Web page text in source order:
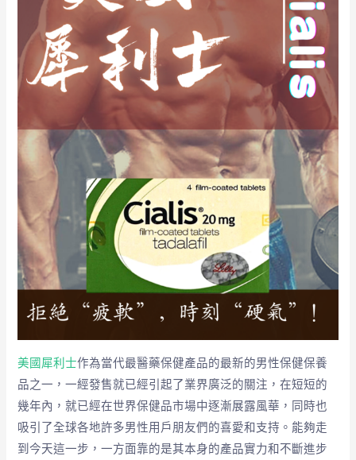
美國犀利士作為當代最醫藥保健產品的最新的男性保健保養
品之一，一經發售就已經引起了業界廣泛的關注，在短短的
幾年內，就已經在世界保健品市場中逐漸展露風華，同時也
吸引了全球各地許多男性用戶朋友們的喜愛和支持。能夠走
到今天這一步，一方面靠的是其本身的產品實力和不斷進步